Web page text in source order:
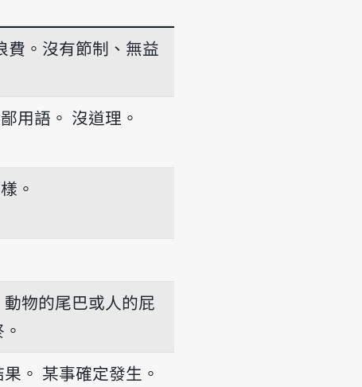
費。沒有節制、無益
用語。 沒道理。
。
動物的尾巴或人的屁
。 某事確定發生。